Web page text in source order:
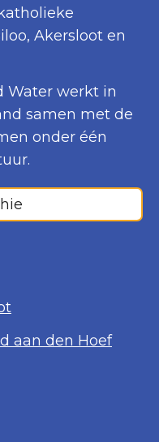
Akersloot en
Water werkt in
samen met de
onder één
aan den Hoef